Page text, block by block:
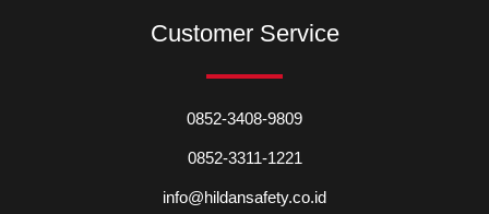
Customer Service
0852-3408-9809
0852-3311-1221
info@hildansafety.co.id